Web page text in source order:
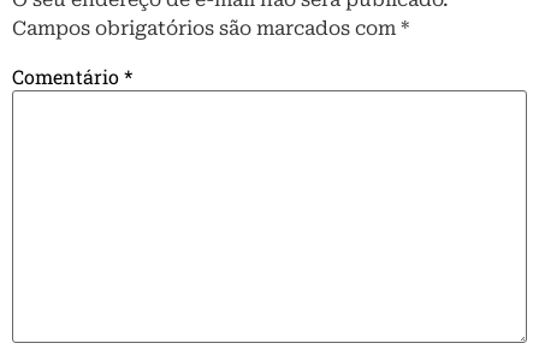
Campos obrigatórios são marcados com *
Comentário*